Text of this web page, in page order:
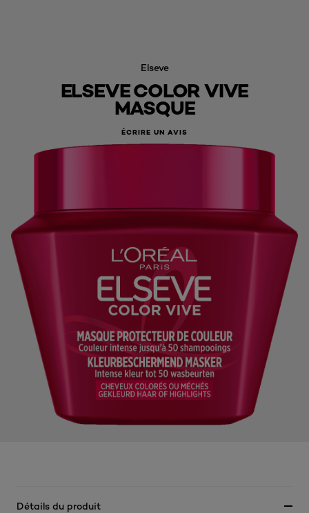
Elseve
ELSEVE COLOR VIVE
MASQUE
ÉCRIRE UN AVIS
Détails du produit